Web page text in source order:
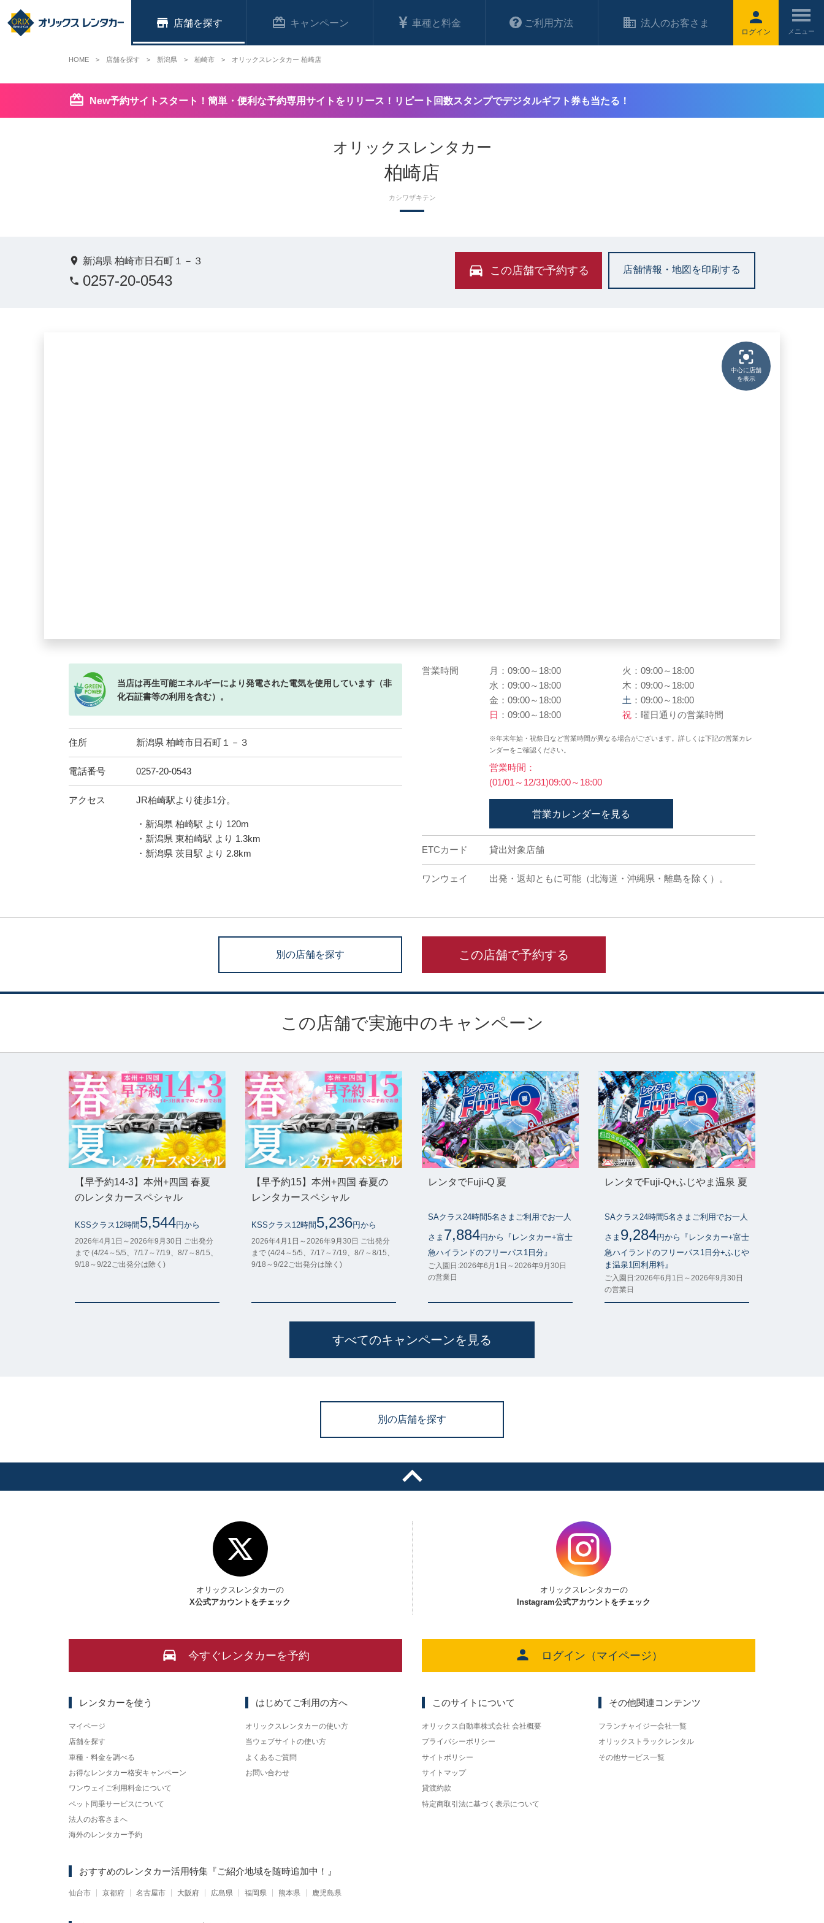
ログイン
店舗 キャンペーン 車種と料金 ご利用方法 法人のお客さま
New予約サイトスタート！簡単・便利な予約専用サイトをリリース！リピート回数スタンプでデジタルギフト券も当たる！
オリックスレンタカー
柏崎店
カシワザキテン
新潟県 柏崎市日石町１－３
0257-20-0543
この店舗で予約する 店舗情報・地図を印刷する
中心に店舗
を表示
当店は再生可能エネルギーにより発電された電気を使用しています（非
化石証書等の利用を含む）。
住所 新潟県 柏崎市日石町１－３
電話番号 0257-20-0543
アクセス JR柏崎駅より徒歩1分。
・新潟県 柏崎駅 より 120m
・新潟県 東柏崎駅 より 1.3km
・新潟県 茨目駅 より 2.8km
営業時間 月：09:00～18:00
火：09:00～18:00
水：09:00～18:00
木：09:00～18:00
金：09:00～18:00
土 ：09:00～18:00
日 ：09:00～18:00 祝 ：曜日通りの営業時間
※年末年始・祝祭日など営業時間が異なる場合がございます。詳しくは下記の営業カレ
ンダーをご確認ください。
営業時間：
(01/01～12/31)09:00～18:00
営業カレンダーを見る
ETCカード 貸出対象店舗
ワンウェイ 出発・返却ともに可能（北海道・沖縄県・離島を除く）。
別の店舗を探す この店舗で予約する
この店舗で実施中のキャンペーン
【早予約14-3】本州+四国 春夏
のレンタカースペシャル
KSSクラス12時間 5,544円から
2026年4月1日～2026年9月30日 ご出発分
まで (4/24～5/5、7/17～7/19、8/7～8/15、
9/18～9/22ご出発分は除く)
【早予約15】本州+四国 春夏の
レンタカースペシャル
KSSクラス12時間 5,236円から
2026年4月1日～2026年9月30日 ご出発分
まで (4/24～5/5、7/17～7/19、8/7～8/15、
9/18～9/22ご出発分は除く)
レンタでFuji-Q 夏
SAクラス24時間5名さまご利用でお一人
さま 7,884円から『レンタカー+富士
急ハイランドのフリーパス1日分』
ご入園日:2026年6月1日～2026年9月30日
の営業日
レンタでFuji-Q+ふじやま温泉 夏
SAクラス24時間5名さまご利用でお一人
さま 9,284円から『レンタカー+富士
急ハイランドのフリーパス1日分+ふじや
ま温泉1回利用料』
ご入園日:2026年6月1日～2026年9月30日
の営業日
すべてのキャンペーンを見る
別の店舗を探す
HOME 店舗を探す 新潟県 柏崎市 オリックスレンタカー 柏崎店
オリックスレンタカーの
X公式アカウントをチェック
オリックスレンタカーの
Instagram公式アカウントをチェック
今すぐレンタカーを予約 ログイン（マイページ）
レンタカーを使う
マイページ
店舗を探す
車種・料金を調べる
お得なレンタカー格安キャンペーン
ワンウェイご利用料金について
ペット同乗サービスについて
法人のお客さまへ
海外のレンタカー予約
はじめてご利用の方へ
オリックスレンタカーの使い方
当ウェブサイトの使い方
よくあるご質問
お問い合わせ
このサイトについて
オリックス自動車株式会社 会社概要
プライバシーポリシー
サイトポリシー
サイトマップ
貸渡約款
特定商取引法に基づく表示について
その他関連コンテンツ
フランチャイジー会社一覧
オリックストラックレンタル
その他サービス一覧
おすすめのレンタカー活用特集 『ご紹介地域を随時追加中！』
仙台市 京都府 名古屋市 大阪府 広島県 福岡県 熊本県 鹿児島県